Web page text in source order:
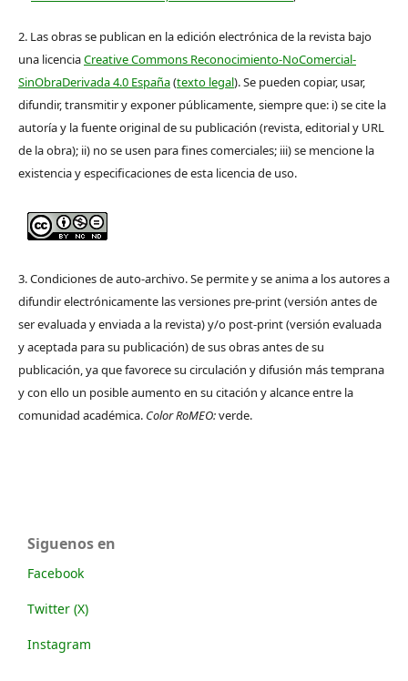
2. Las obras se publican en la edición electrónica de la revista bajo
una licenciaCreative Commons Reconocimiento-NoComercial-
SinObraDerivada 4.0 España(texto legal). Se pueden copiar, usar,
difundir, transmitir y exponer públicamente, siempre que: i) se cite la
autoría y la fuente original de su publicación (revista, editorial y URL
de la obra); ii) no se usen para fines comerciales; iii) se mencione la
existencia y especificaciones de esta licencia de uso.
3. Condiciones de auto-archivo. Se permite y se anima a los autores a
difundir electrónicamente las versiones pre-print (versión antes de
ser evaluada y enviada a la revista) y/o post-print (versión evaluada
y aceptada para su publicación) de sus obras antes de su
publicación, ya que favorece su circulación y difusión más temprana
y con ello un posible aumento en su citación y alcance entre la
comunidad académica. Color RoMEO:verde.
Siguenos en
Facebook
Twitter (X)
Instagram